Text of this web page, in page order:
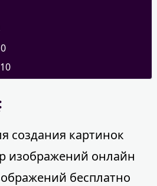
0
создания картинок
изображений онлайн
бесплатно